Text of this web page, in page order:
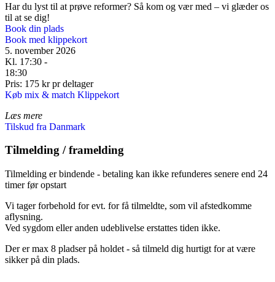
Har du lyst til at prøve reformer? Så kom og vær med – vi glæder os
til at se dig!
Book din plads
Book med klippekort
5. november 2026
Kl. 17:30 -
18:30
Pris: 175 kr pr deltager
Køb mix & match Klippekort
Læs mere
Tilskud fra Danmark
Tilmelding / framelding
Tilmelding er bindende - betaling kan ikke refunderes senere end 24
timer før opstart
Vi tager forbehold for evt. for få tilmeldte, som vil afstedkomme
aflysning.
Ved sygdom eller anden udeblivelse erstattes tiden ikke.
Der er max 8 pladser på holdet - så tilmeld dig hurtigt for at være
sikker på din plads.